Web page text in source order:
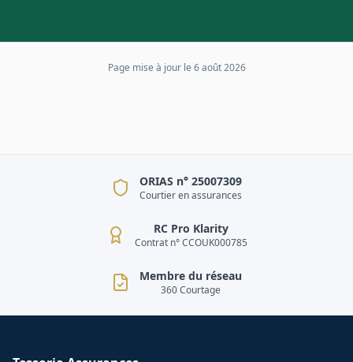
Page mise à jour le 6 août 2026
ORIAS n° 25007309
Courtier en assurances
RC Pro Klarity
Contrat n° CCOUK000785
Membre du réseau
360 Courtage